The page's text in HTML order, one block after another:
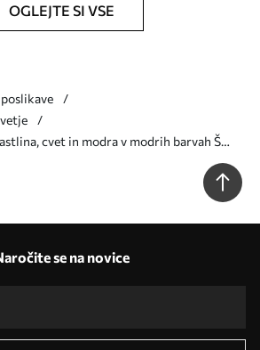
OGLEJTE SI VSE
cvet in modra v modrih barvah Št.
se na novice